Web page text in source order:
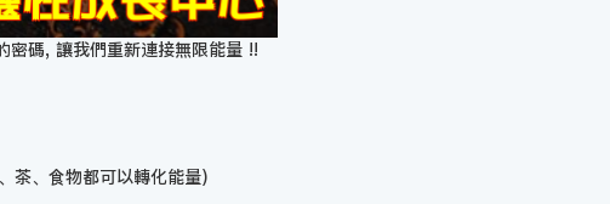
密碼, 讓我們重新連接無限能量 !!
茶、食物都可以轉化能量)